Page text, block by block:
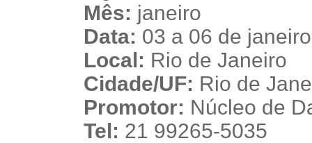
Mês: janeiro
Data: 03 a 06 de
Local: Rio de Janeiro
Cidade/UF: Rio de
Promotor: Núcleo de
Tel: 21 99265-5035